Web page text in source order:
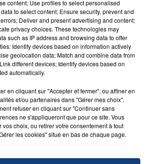
DEVANT SE FAIRE
CHEVILLE RESSORT DE LA...
et présenté ses
content; Use profiles to select personalised
to select content; Ensure security, prevent and
Deliver and present advertising and content;
privacy choices. These technologies may
such as IP address and browsing data to offer
Identify devices based on information actively
geolocation data; Match and combine data from
different devices; Identify devices based on
automatically.
en cliquant sur "Accepter et fermer", ou affiner en
et/ou partenaires dans "Gérer mes choix".
refuser en cliquant sur "Continuer sans
ne s'appliqueront que pour ce site. Vous
vos choix, ou retirer votre consentement à tout
les cookies" situé en bas de chaque page.